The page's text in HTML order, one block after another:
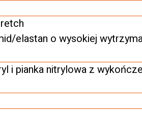
elastan o wysokiej
i pianka nitrylowa z